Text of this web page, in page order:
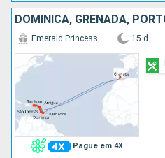
Pague em 4X
Emerald Princess 15 d